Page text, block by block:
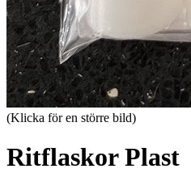
(Klicka för en större bild)
Ritflaskor Plast